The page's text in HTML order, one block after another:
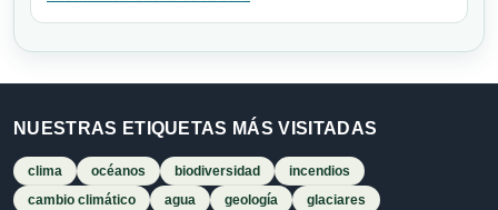
NUESTRAS ETIQUETAS MÁS VISITADAS
clima océanos biodiversidad
incendios
cambio climático
agua geología
glaciares